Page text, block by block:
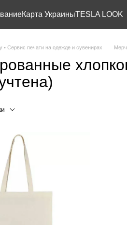
Карта УкраиныTESLA LOOK
• Сервис печати на одежде и сувенирах Мерч